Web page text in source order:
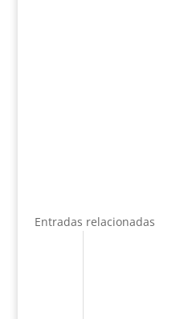
Entradas relacionadas